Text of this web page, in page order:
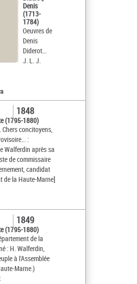
Denis
(1713-
1784)
Oeuvres de
Denis
Diderot...
J. L. J.
(1795-1880)
concitoyens,
:
Walferdin après sa
de commissaire
candidat
de la Haute-Marne]
1848
(1795-1880)
de la
: H. Walferdin,
à l'Assemblée
Marne.)
1849